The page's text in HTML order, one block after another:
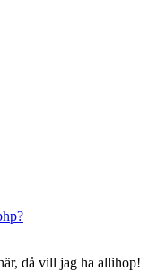
då vill jag ha allihop!